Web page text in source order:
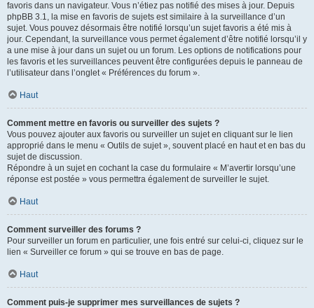
favoris dans un navigateur. Vous n’étiez pas notifié des mises à jour. Depuis
phpBB 3.1, la mise en favoris de sujets est similaire à la surveillance d’un
sujet. Vous pouvez désormais être notifié lorsqu’un sujet favoris a été mis à
jour. Cependant, la surveillance vous permet également d’être notifié lorsqu’il y
a une mise à jour dans un sujet ou un forum. Les options de notifications pour
les favoris et les surveillances peuvent être configurées depuis le panneau de
l’utilisateur dans l’onglet « Préférences du forum ».
Haut
Comment mettre en favoris ou surveiller des sujets ?
Vous pouvez ajouter aux favoris ou surveiller un sujet en cliquant sur le lien
approprié dans le menu « Outils de sujet », souvent placé en haut et en bas du
sujet de discussion.
Répondre à un sujet en cochant la case du formulaire « M’avertir lorsqu’une
réponse est postée » vous permettra également de surveiller le sujet.
Haut
Comment surveiller des forums ?
Pour surveiller un forum en particulier, une fois entré sur celui-ci, cliquez sur le
lien « Surveiller ce forum » qui se trouve en bas de page.
Haut
Comment puis-je supprimer mes surveillances de sujets ?